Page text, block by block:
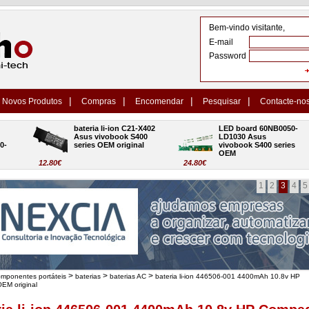
Bem-vindo visitante,
E-mail
Password
Novos Produtos | Compras | Encomendar | Pesquisar | Contacte-
12.80€
bateria li-ion C21-X402
Asus vivobook S400
series OEM original
24.80€
LED board 60NB0050-
LD1030 Asus
vivobook S400 series
OEM
1 2 3 4 5
portáteis > baterias > baterias AC > bateria li-ion 446506-001 4400mAh 10.8v HP
original